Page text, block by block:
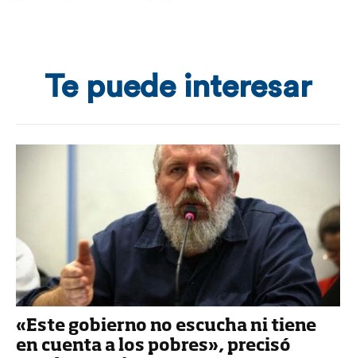
Te puede interesar
«Este gobierno no escucha ni tiene
en cuenta a los pobres», precisó